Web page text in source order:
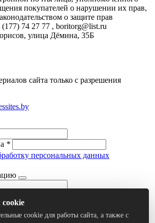
покупателей о нарушении их прав,
о защите прав
74 27 77 , boritorg@list.ru
улица Дёмина, 35Б
сайта только с разрешения
*
персональных данных
персональных данных
cookie для работы сайта, а также с